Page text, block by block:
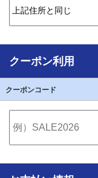
クーポン利用
クーポンコード